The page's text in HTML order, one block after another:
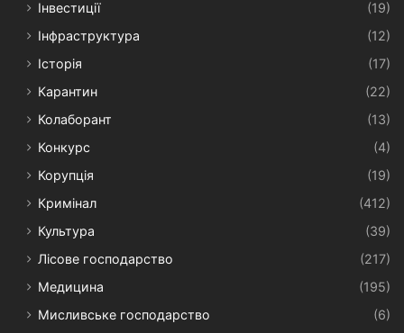
Інвестиції
(19)
Інфраструктура
(12)
Історія
(17)
Карантин
(22)
Колаборант
(13)
Конкурс
(4)
Корупція
(19)
Кримінал
(412)
Культура
(39)
Лісове господарство
(217)
Медицина
(195)
Мисливське господарство
(6)